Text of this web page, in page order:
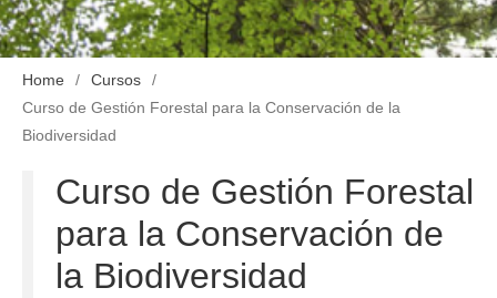
Home
Cursos
Curso de Gestión Forestal para la Conservación de la
Biodiversidad
Curso de Gestión Forestal
para la Conservación de
la Biodiversidad